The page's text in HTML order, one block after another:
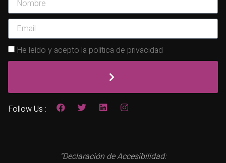
He leído y acepto la política de privacidad
Follow Us :
“Declaración de Accesibilidad: